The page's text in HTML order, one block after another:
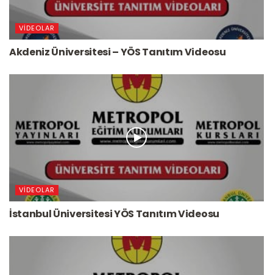
VIDEOLAR
Akdeniz Üniversitesi – YÖS Tanıtım Videosu
VIDEOLAR
İstanbul Üniversitesi YÖS Tanıtım Videosu